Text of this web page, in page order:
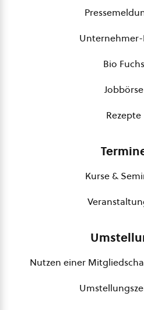
Bio Fuchs
Jobbörse
Rezepte
Kurse &
Nutzen einer